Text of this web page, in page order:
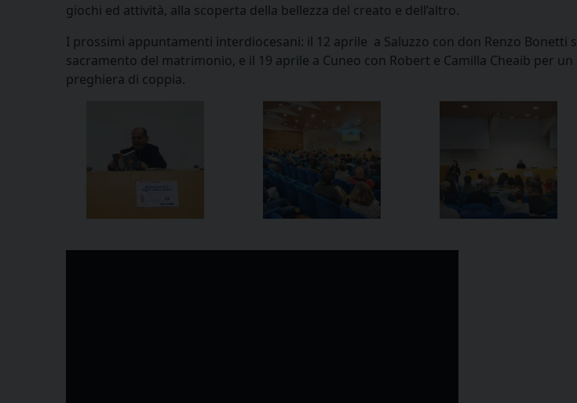
giochi ed attività, alla scoperta della bellezza del creato e dell’altro.
I prossimi appuntamenti interdiocesani: il 12 aprile a Saluzzo con don Renzo Bonetti
sacramento del matrimonio, e il 19 aprile a Cuneo con Robert e Camilla Cheaib per
preghiera di coppia.